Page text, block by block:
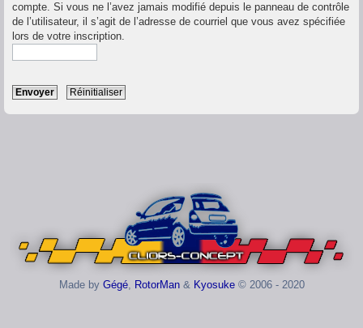
compte. Si vous ne l’avez jamais modifié depuis le panneau de contrôle
de l’utilisateur, il s’agit de l’adresse de courriel que vous avez spécifiée
lors de votre inscription.
Made by Gégé, RotorMan& Kyosuke© 2006 - 2020